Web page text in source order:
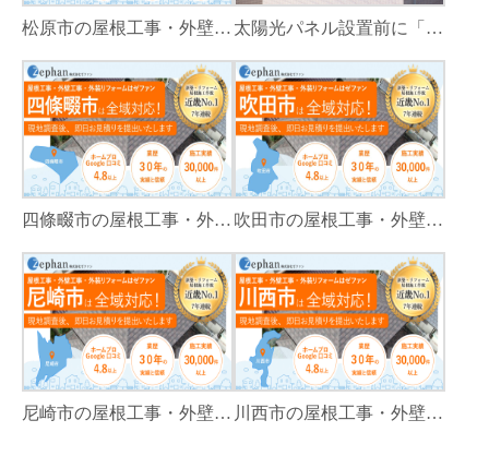
松原市の屋根工事・外壁工事・外装リフォームはゼファン！松原市内の工事事例もご紹介 太陽光パネル設置前に「屋根カバー工法」をすべき理由！葺き替えとの違いや費用・雨漏り対策をプロが解説
四條畷市の屋根工事・外壁工事・外装リフォームはゼファン！四條畷内の工事事例もご紹介 吹田市の屋根工事・外壁工事・外装リフォームはゼファン！吹田市内の工事事例もご紹介
尼崎市の屋根工事・外壁工事・外装リフォームはゼファン！尼崎市内の工事事例もご紹介 川西市の屋根工事・外壁工事・外装リフォームはゼファン！川西市内の工事事例もご紹介